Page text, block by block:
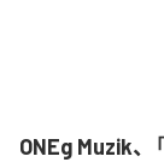
ONEg Muzik、